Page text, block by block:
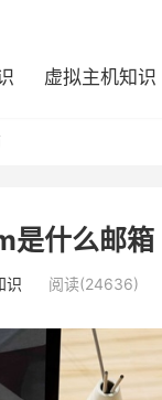
虚拟主机知识
是什么邮箱
识 阅读(24636)